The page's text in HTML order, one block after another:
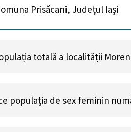
Prisăcani, Județul Iași
totală a localității
populația de sex feminin